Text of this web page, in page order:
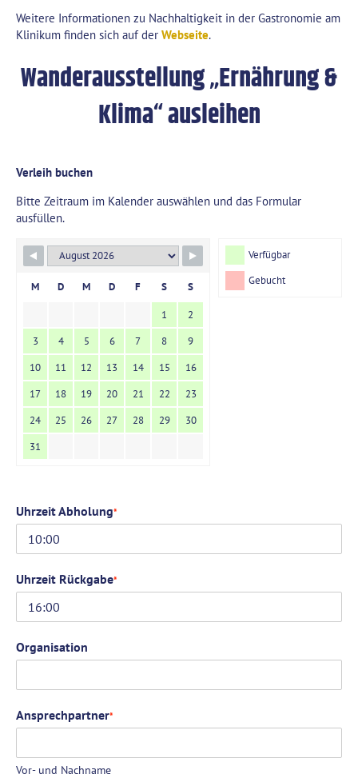
Weitere Informationen zu Nachhaltigkeit in der Gastronomie am
Klinikum finden sich auf der Webseite.
Wanderausstellung „Ernährung &
Klima“ ausleihen
Verleih buchen
Bitte Zeitraum im Kalender auswählen und das Formular
ausfüllen.
Verfügbar
Gebucht
M D M D F S S
1
2
3
4 5 6 7 8
9
10
11 12 13 14 15
16
17
18 19 20 21 22
23
24
25 26 27 28 29
30
31
Uhrzeit Abholung*
Uhrzeit Rückgabe*
Organisation
Ansprechpartner*
Vor- und Nachname